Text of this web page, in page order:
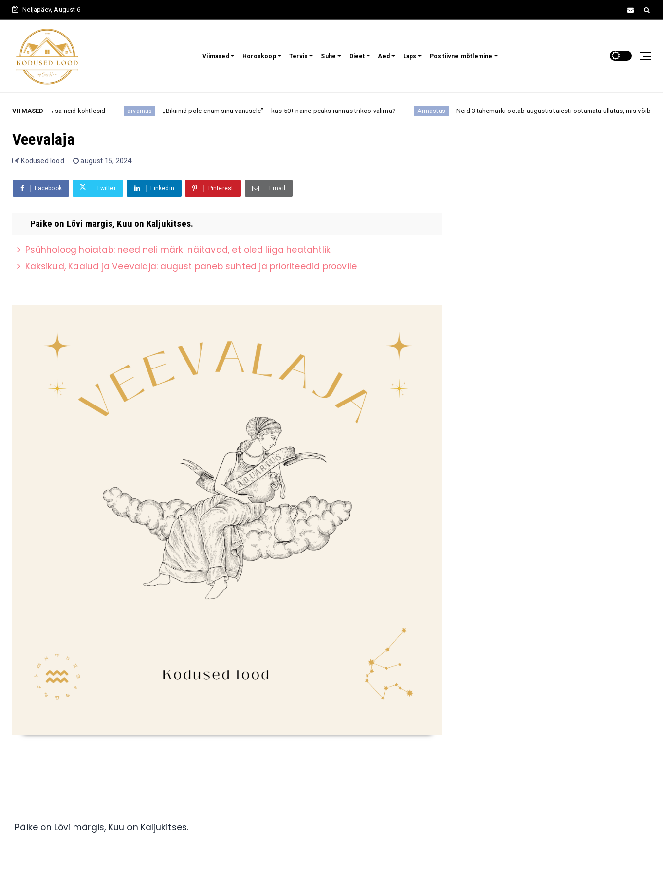
Neljapäev, August 6
Viimased Horoskoop Tervis Suhe Dieet Aed Laps Positiivne mõtlemine
VIIMASED
kuidas sa neid kohtlesid arvamus „Bikiinid pole enam sinu vanusele” – kas 50+ naine peaks rannas trikoo valima? Armastus Neid 3 tähemärki ootab augustis täiesti ootamatu üllatus, mis võib tuua suure
Veevalaja
Kodused lood august 15, 2024
Facebook Twitter Linkedin Pinterest Email
Päike on Lõvi märgis, Kuu on Kaljukitses.
Psühholoog hoiatab: need neli märki näitavad, et oled liiga heatahtlik
Kaksikud, Kaalud ja Veevalaja: august paneb suhted ja prioriteedid proovile
Päike on Lõvi märgis, Kuu on Kaljukitses.